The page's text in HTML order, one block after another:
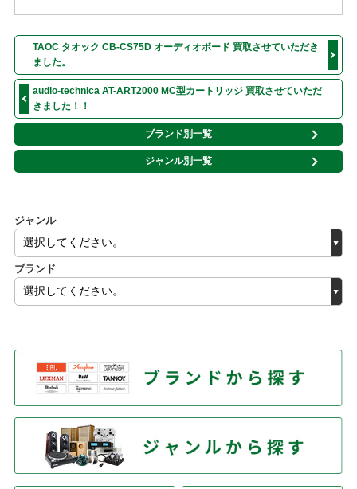
ジャンル
ブランド
TAOC タオック CB-CS75D オーディオボード 買取させていただき
ました。
audio-technica AT-ART2000 MC型カートリッジ 買取させていただ
きました！！
ブランド別一覧
ジャンル別一覧